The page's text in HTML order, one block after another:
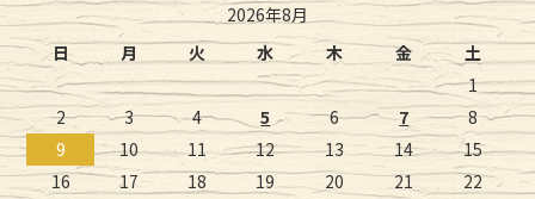
2026年8月
日
月 火 水 木 金 土
1
2
3 4 5 6 7
8
9
10 11 12 13 14
15
16
17 18 19 20 21
22